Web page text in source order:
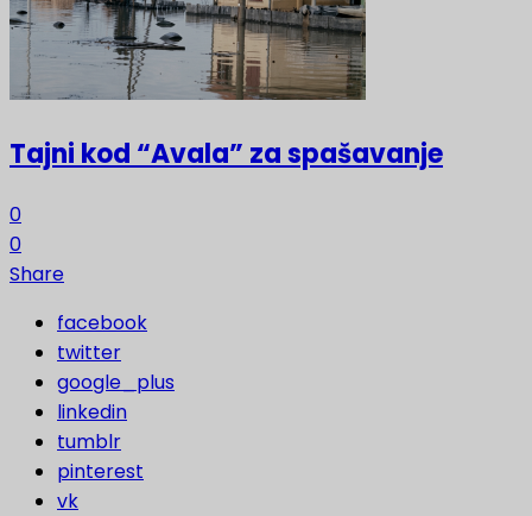
Tajni kod “Avala” za spašavanje
0
0
Share
facebook
twitter
google_plus
linkedin
tumblr
pinterest
vk